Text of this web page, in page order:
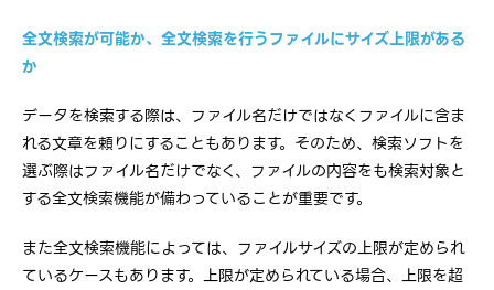
全文検索が可能か、全文検索を行うファイルにサイズ上限がある
か
データを検索する際は、ファイル名だけではなくファイルに含ま
れる文章を頼りにすることもあります。そのため、検索ソフトを
選ぶ際はファイル名だけでなく、ファイルの内容をも検索対象と
する全文検索機能が備わっていることが重要です。
また全文検索機能によっては、ファイルサイズの上限が定められ
ているケースもあります。上限が定められている場合、上限を超